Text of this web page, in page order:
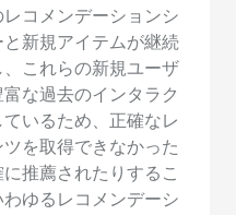
コメンデーションシ
新規アイテムが継続
これらの新規ユーザ
な過去のインタラク
いるため、正確なレ
を取得できなかった
推薦されたりするこ
ゆるレコメンデーシ